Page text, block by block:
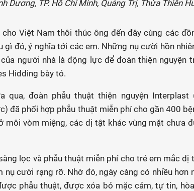
Dương, TP. Hồ Chí Minh, Quảng Trị, Thừa Thiên
Việt Nam thôi thúc ông đến đây cùng các
đó, ý nghĩa tới các em. Những nụ cười hồn
người nhà là động lực để đoàn thiện nguyện
Hidding bày tỏ.
qua, đoàn phẫu thuật thiện nguyện Interplast
đã phối hợp phẫu thuật miễn phí cho gần 400
môi vòm miệng, các dị tật khác vùng mặt chưa
lọc và phẫu thuật miễn phí cho trẻ em mắc dị
cười rạng rỡ. Nhờ đó, ngày càng có nhiều hơn
phẫu thuật, được xóa bỏ mặc cảm, tự tin,